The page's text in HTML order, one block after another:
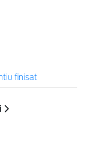
finisat